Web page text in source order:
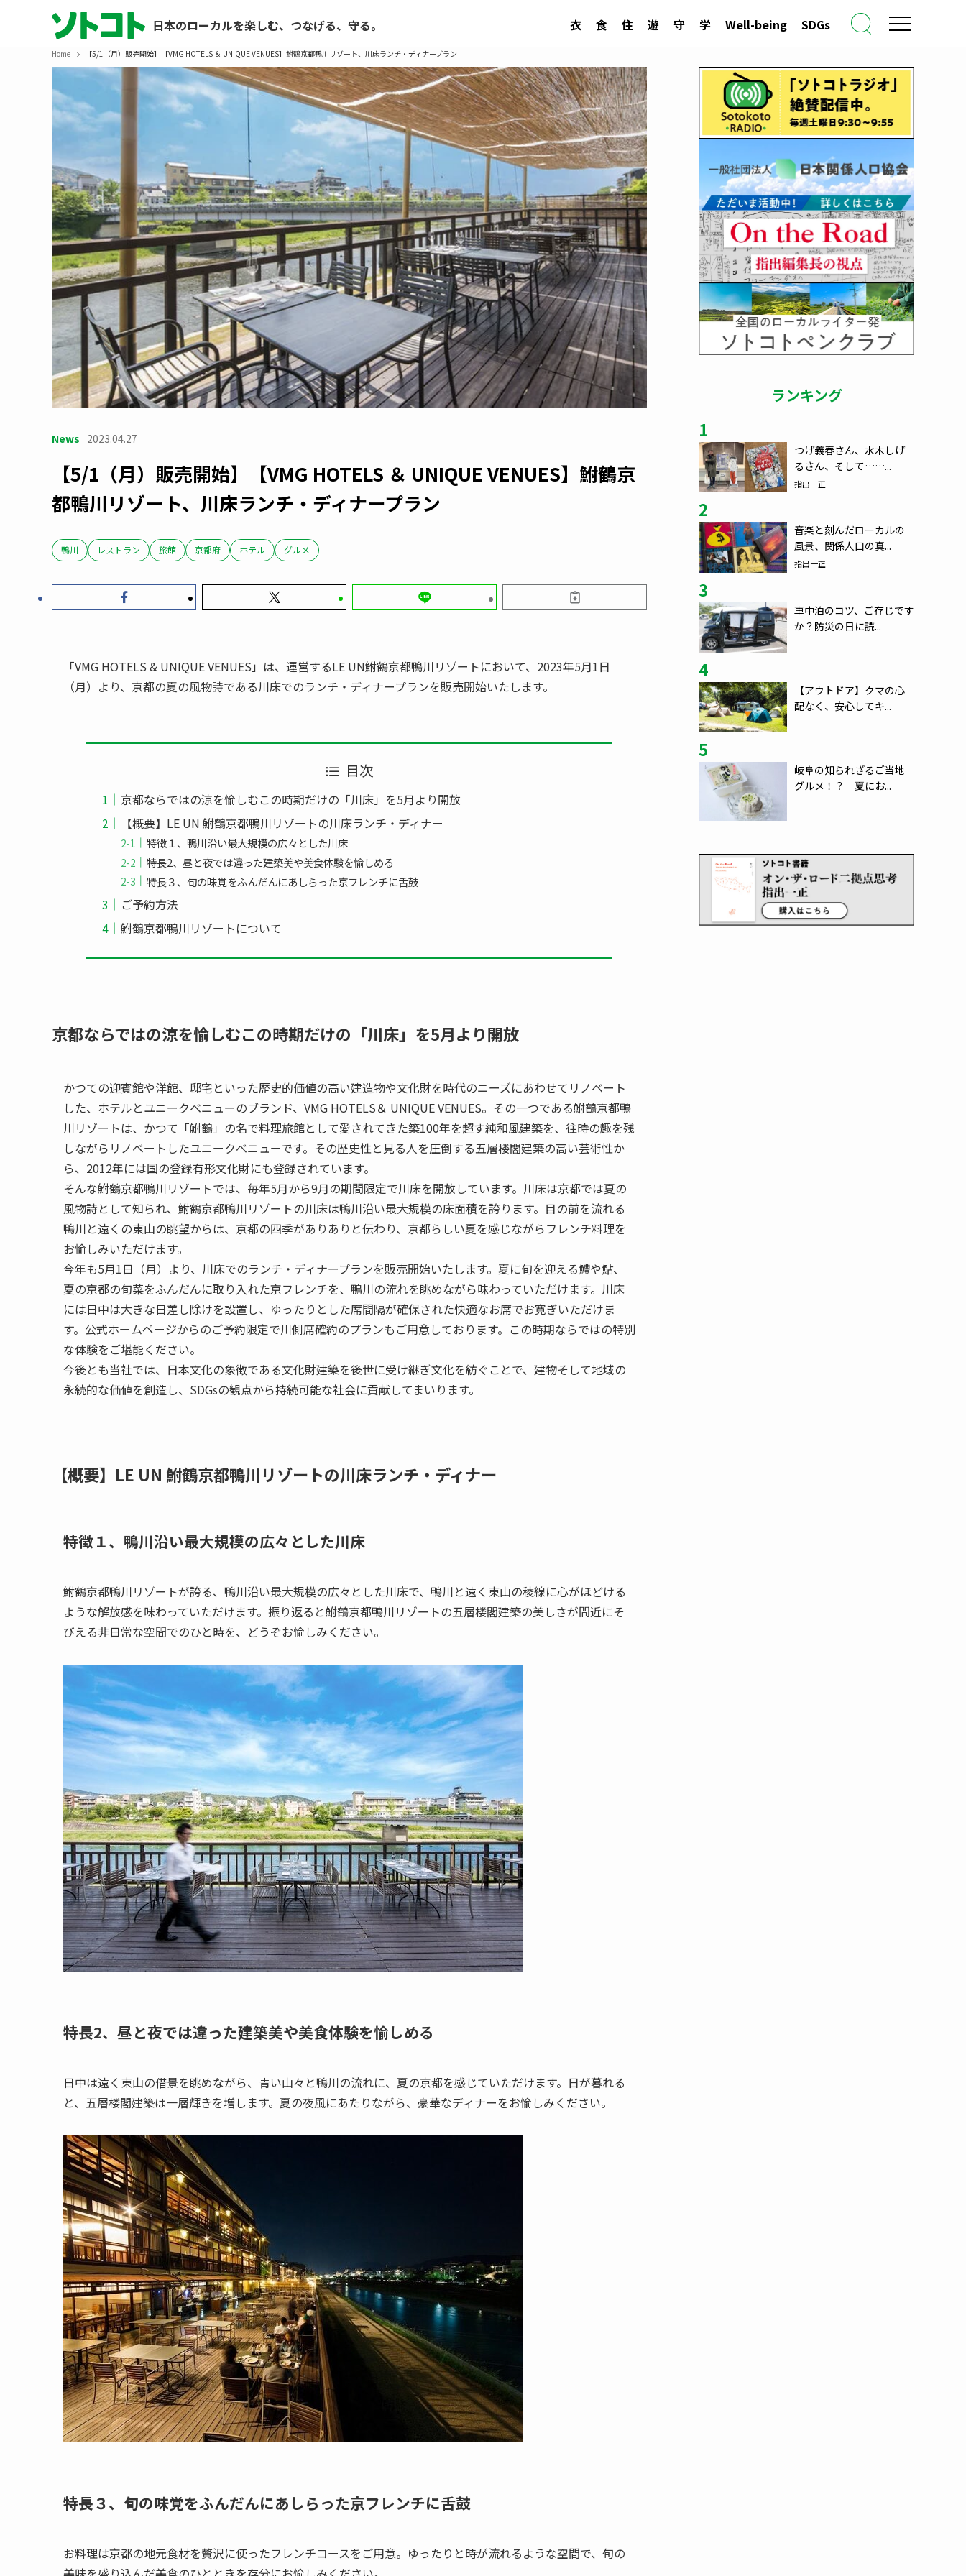
日本のローカルを楽しむ、つなげる、守る。 衣 食 住 遊 守 学 Well-being SDGs
Home 【5/1（月）販売開始】【VMG HOTELS ＆ UNIQUE VENUES】鮒鶴京都鴨川リゾート、川床ランチ・ディナープラン
News 2023.04.27
【5/1（月）販売開始】【VMG HOTELS ＆ UNIQUE VENUES】鮒鶴京
都鴨川リゾート、川床ランチ・ディナープラン
鴨川 レストラン 旅館 京都府 ホテル グルメ
「VMG HOTELS & UNIQUE VENUES」は、運営するLE UN鮒鶴京都鴨川リゾートにおいて、2023年5月1日
（月）より、京都の夏の風物詩である川床でのランチ・ディナープランを販売開始いたします。
目次
京都ならではの涼を愉しむこの時期だけの「川床」を5月より開放
【概要】LE UN 鮒鶴京都鴨川リゾートの川床ランチ・ディナー
特徴１、鴨川沿い最大規模の広々とした川床
特長2、昼と夜では違った建築美や美食体験を愉しめる
特長３、旬の味覚をふんだんにあしらった京フレンチに舌鼓
ご予約方法
鮒鶴京都鴨川リゾートについて
京都ならではの涼を愉しむこの時期だけの「川床」を5月より開放
かつての迎賓館や洋館、邸宅といった歴史的価値の高い建造物や文化財を時代のニーズにあわせてリノベート
した、ホテルとユニークべニューのブランド、VMG HOTELS＆ UNIQUE VENUES。その一つである鮒鶴京都鴨
川リゾートは、かつて「鮒鶴」の名で料理旅館として愛されてきた築100年を超す純和風建築を、往時の趣を残
しながらリノベートしたユニークべニューです。その歴史性と見る人を圧倒する五層楼閣建築の高い芸術性か
ら、2012年には国の登録有形文化財にも登録されています。
そんな鮒鶴京都鴨川リゾートでは、毎年5月から9月の期間限定で川床を開放しています。川床は京都では夏の
風物詩として知られ、鮒鶴京都鴨川リゾートの川床は鴨川沿い最大規模の床面積を誇ります。目の前を流れる
鴨川と遠くの東山の眺望からは、京都の四季がありありと伝わり、京都らしい夏を感じながらフレンチ料理を
お愉しみいただけます。
今年も5月1日（月）より、川床でのランチ・ディナープランを販売開始いたします。 夏に旬を迎える鱧や鮎、
夏の京都の旬菜をふんだんに取り入れた京フレンチを、鴨川の流れを眺めながら味わっていただけます。川床
には日中は大きな日差し除けを設置し、ゆったりとした席間隔が確保された快適なお席でお寛ぎいただけま
す。公式ホームページからのご予約限定で川側席確約のプランもご用意しております。この時期ならではの特別
な体験をご堪能ください。
今後とも当社では、日本文化の象徴である文化財建築を後世に受け継ぎ文化を紡ぐことで、建物そして地域の
永続的な価値を創造し、SDGsの観点から持続可能な社会に貢献してまいります。
【概要】LE UN 鮒鶴京都鴨川リゾートの川床ランチ・ディナー
特徴１、鴨川沿い最大規模の広々とした川床
鮒鶴京都鴨川リゾートが誇る、鴨川沿い最大規模の広々とした川床で、鴨川と遠く東山の稜線に心がほどける
ような解放感を味わっていただけます。振り返ると鮒鶴京都鴨川リゾートの五層楼閣建築の美しさが間近にそ
びえる非日常な空間でのひと時を、どうぞお愉しみください。
特長2、昼と夜では違った建築美や美食体験を愉しめる
日中は遠く東山の借景を眺めながら、青い山々と鴨川の流れに、夏の京都を感じていただけます。日が暮れる
と、五層楼閣建築は一層輝きを増します。夏の夜風にあたりながら、豪華なディナーをお愉しみください。
特長３、旬の味覚をふんだんにあしらった京フレンチに舌鼓
お料理は京都の地元食材を贅沢に使ったフレンチコースをご用意。ゆったりと時が流れるような空間で、旬の
ランキング
1
つげ義春さん、水木しげ
るさん、そして……...
指出一正
2
音楽と刻んだローカルの
風景、関係人口の真...
指出一正
3
車中泊のコツ、ご存じです
か？防災の日に読...
4
【アウトドア】クマの心
配なく、安心してキ...
5
岐阜の知られざるご当地
グルメ！？ 夏にお...